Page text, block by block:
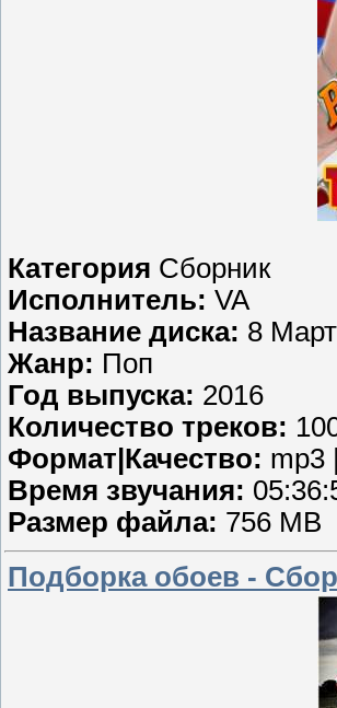
Категория Сборник
Исполнитель: VA
Название диска: 8
Жанр: Поп
Год выпуска: 2016
Количество треков:
Формат|Качество: mp3
Время звучания:
Размер файла: 756 MB
Подборка обоев -